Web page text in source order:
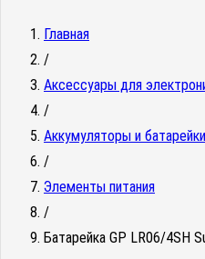
Главная
/
Аксессуары для
/
Аккумуляторы и батарейки
/
Элементы питания
/
Батарейка GP LR06/4SH